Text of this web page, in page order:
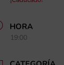
HORA
19:00